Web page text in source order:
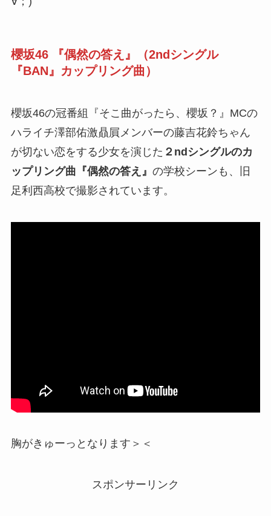
櫻坂46 『偶然の答え』（2ndシングル
『BAN』カップリング曲）
櫻坂46の冠番組『そこ曲がったら、櫻坂？』MCの
ハライチ澤部佑激贔屓メンバーの藤吉花鈴ちゃん
が切ない恋をする少女を演じた ２ndシングルのカ
ップリング曲『偶然の答え』 の学校シーンも、旧
足利西高校で撮影されています。
胸がきゅーっとなります＞＜
スポンサーリンク